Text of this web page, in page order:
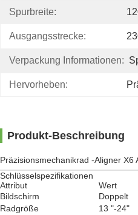
Spurbreite:
Ausgangsstrecke:
Verpackung Informationen:
Hervorheben:
Produkt-Beschreibung
Präzisionsmechanikrad -Aligner
Schlüsselspezifikationen
Attribut
Wert
Bildschirm
Doppelt
Radgröße
13 "-24"